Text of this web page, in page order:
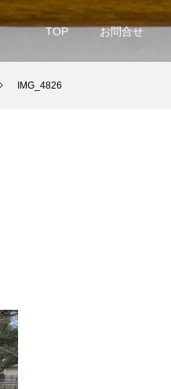
TOP お問合せ
IMG_4826